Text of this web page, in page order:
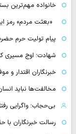
خانواده مهم‌ترین
«بعثت مردم» رمز
پیام تولیت حرم
شهادت؛ اوج مسیری
خبرنگاران اقتدار و
مخالفت‌ها نباید
بی‌حجاب؛ واگرایی
رسالت خبرنگاران